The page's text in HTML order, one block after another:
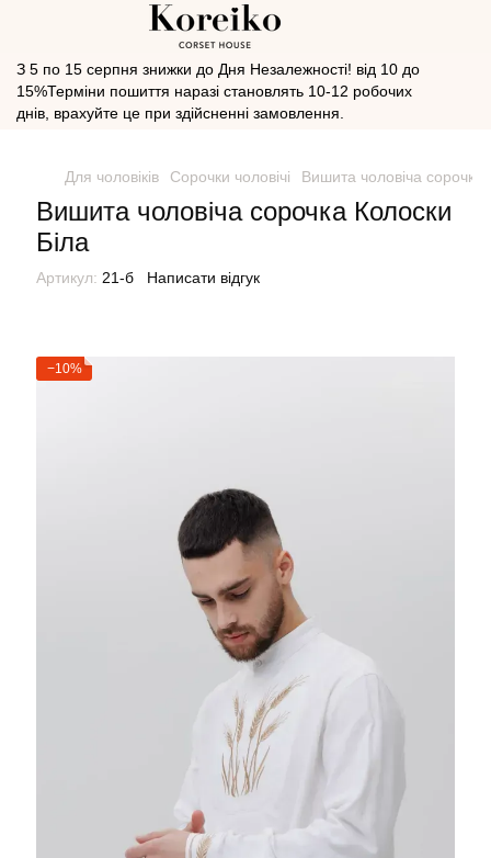
З 5 по 15 серпня знижки до Дня Незалежності! від 10 до
15%Терміни пошиття наразі становлять 10-12 робочих
днів, врахуйте це при здійсненні замовлення.
Для чоловіків Сорочки чоловічі Вишита чоловіча сорочка
Вишита чоловіча сорочка Колоски
Біла
Артикул: 21-б Написати відгук
−10%